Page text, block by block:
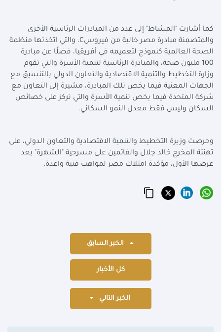
كما أشارت "المشاط" إلى عدد من المبادرات الرئاسية الأخرى
والمتضمنة مبادرة مصر خالية من فيروسC، والتي اتخذتها منظمة
الصحة العالمية كنموذج لتعميمه في أفريقيا، فضلًا عن مبادرة
100 مليون صحة، والمبادرة الرئاسية لتنمية الأسرة والتي تقوم
وزارة التخطيط والتنمية الاقتصادية والتعاون الدولي بالتنسيق مع
الجهات المعنية فيما يخص تلك المبادرة، مشيرة إلى التعاون مع
شركة المتحدة فيما يخص تنمية الأسرة والتي تركز على خصائص
السكان وليس فقط معدل النمو السكاني.
وحرصت وزيرة التخطيط والتنمية الاقتصادية والتعاون الدولي، على
تهنئة المخرج خالد جلال والقائمين على مسرحية "الشهرة" بعد
عرضها الأول، مؤكدة امتلاك مصر لمواهب فنية واعدة.
الخبر السابق
كل الأخبار
الخبر التالي